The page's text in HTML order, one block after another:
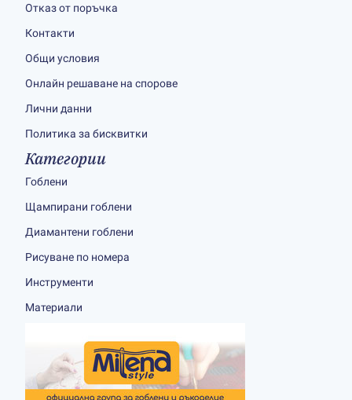
Отказ от поръчка
Контакти
Общи условия
Онлайн решаване на спорове
Лични данни
Политика за бисквитки
Категории
Гоблени
Щампирани гоблени
Диамантени гоблени
Рисуване по номера
Инструменти
Материали